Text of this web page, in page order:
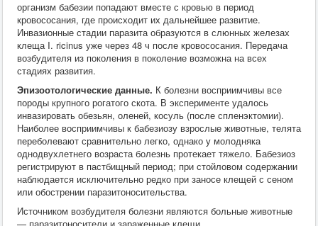
организм бабезии попадают вместе с кровью в период
кровососания, где происходит их дальнейшее развитие.
Инвазионные стадии паразита образуются в слюнных железах
клеща I. ricinus уже через 48 ч после кровососания. Передача
возбудителя из поколения в поколение возможна на всех
стадиях развития.
Эпизоотологические данные. К болезни восприимчивы все
породы крупного рогатого скота. В эксперименте удалось
инвазировать обезьян, оленей, косуль (после спленэктомии).
Наиболее восприимчивы к бабезиозу взрослые животные, телята
переболевают сравнительно легко, однако у молодняка
однодвухлетнего возраста болезнь протекает тяжело. Бабезиоз
регистрируют в пастбищный период; при стойловом содержании
наблюдается исключительно редко при заносе клещей с сеном
или обострении паразитоносительства.
Источником возбудителя болезни являются больные животные